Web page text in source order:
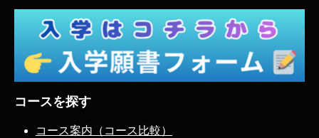
コースを探す
コース案内（コース比較）